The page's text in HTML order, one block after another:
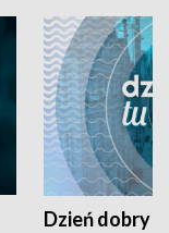
Dzień dobry